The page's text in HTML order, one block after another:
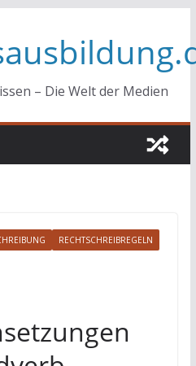
– Die Welt der Medien
RECHTSCHREIBREGELN